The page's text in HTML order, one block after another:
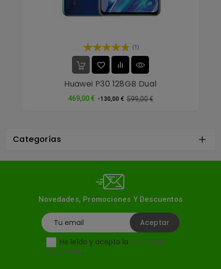
(1)
Huawei P30 128GB Dual
469,00 € Precio
-130,00 € 599,00 €Precio
Categorías 
Novedades, Promociones Y Descuentos
He leído y acepto la Política de
Privacidad.